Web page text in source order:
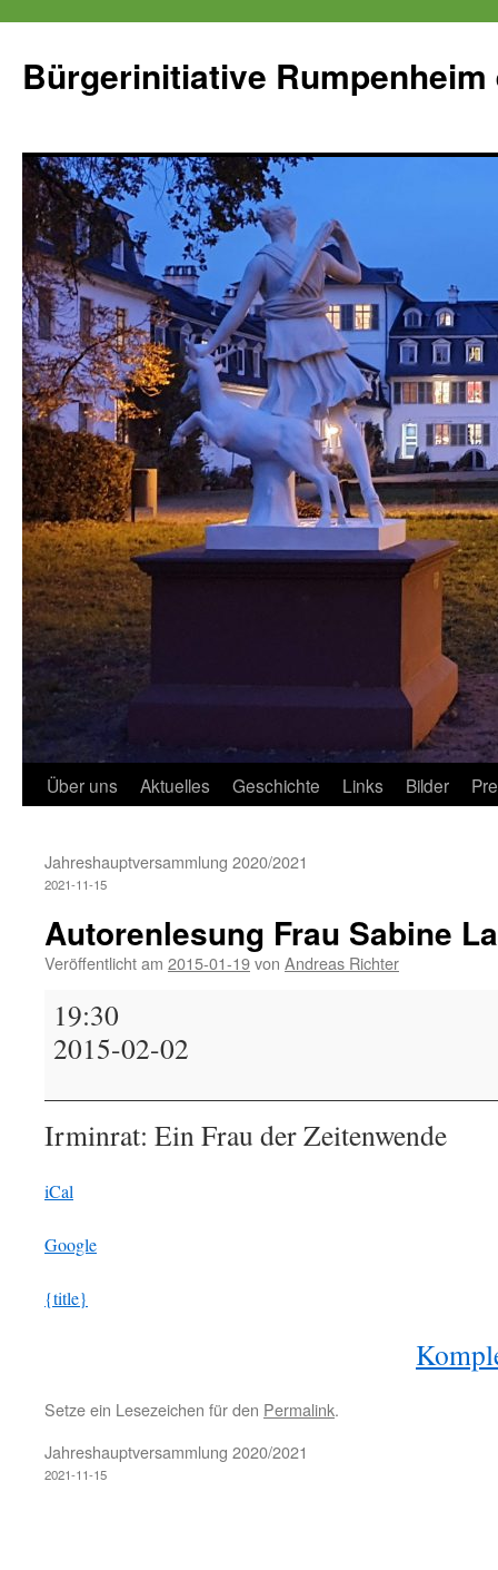
springen
Bürgerinitiative Rumpenheim
Über uns Aktuelles Geschichte Links Bilder
Jahreshauptversammlung 2020/2021
2021-11-15
Autorenlesung Frau Sabine
Veröffentlicht am 2015-01-19von Andreas Richter
Autorenlesung
Frau
Sabine
Szillat
19:30
2015-02-02
Irminrat: Ein Frau der Zeitenwende
iCal
Google
{title}
Setze ein Lesezeichen für den Permalink.
Jahreshauptversammlung 2020/2021
2021-11-15